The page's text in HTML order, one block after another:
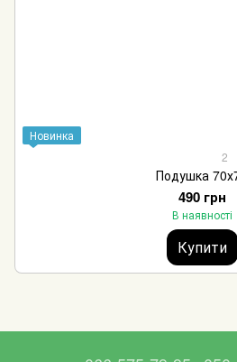
Новинка
2
Подушка
490 грн
В наявності
Купити